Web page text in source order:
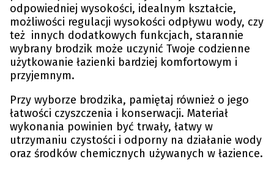
odpowiedniej wysokości, idealnym kształcie,
możliwości regulacji wysokości odpływu wody, czy
też innych dodatkowych funkcjach, starannie
wybrany brodzik może uczynić Twoje codzienne
użytkowanie łazienki bardziej komfortowym i
przyjemnym.
Przy wyborze brodzika, pamiętaj również o jego
łatwości czyszczenia i konserwacji. Materiał
wykonania powinien być trwały, łatwy w
utrzymaniu czystości i odporny na działanie wody
oraz środków chemicznych używanych w łazience.